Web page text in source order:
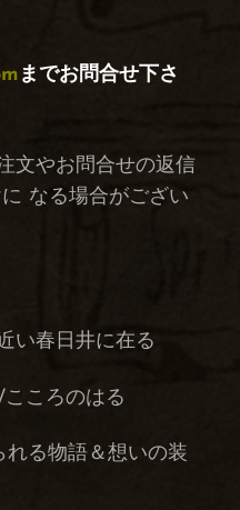
までお問合せ下さ
文やお問合せの返信
なる場合がござい
い春日井に在る
ころのはる
れる物語＆想いの装